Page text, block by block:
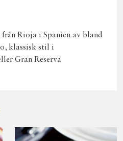
Rioja i Spanien av bland
klassisk stil i
Gran Reserva